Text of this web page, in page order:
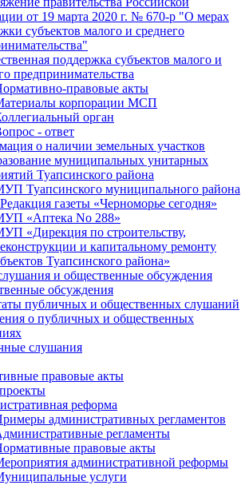
от 19 марта 2020 г. № 670-р "О мерах
субъектов малого и среднего
поддержка субъектов малого и
предпринимательства
правовые акты
корпорации МСП
орган
- ответ
о наличии земельных участков
муниципальных унитарных
Туапсинского района
Туапсинского муниципального района
газеты «Черноморье сегодня»
«Аптека No 288»
«Дирекция по строительству,
и капитальному ремонту
Туапсинского района»
и общественные обсуждения
обсуждения
публичных и общественных слушаний
о публичных и общественных
слушания
правовые акты
реформа
административных регламентов
регламенты
правовые акты
административной реформы
услуги